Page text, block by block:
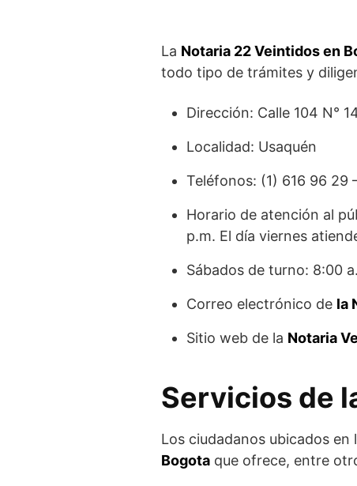
La Notaria 22 Veintidos en
todo tipo de trámites y
Dirección: Calle 104 N°
Localidad: Usaquén
Teléfonos: (1) 616 96 29
Horario de atención al
p.m. El día viernes
Sábados de turno: 8:00
Correo electrónico de la
Sitio web de la Notaria
Servicios de
Los ciudadanos ubicados
Bogota que ofrece, entre